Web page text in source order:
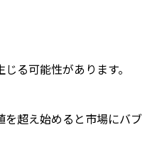
る可能性があります。
を超え始めると市場にバブ